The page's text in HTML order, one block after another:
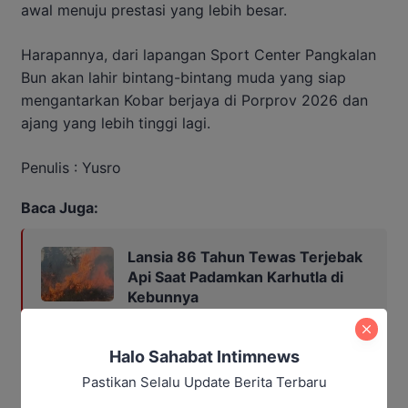
awal menuju prestasi yang lebih besar.
Harapannya, dari lapangan Sport Center Pangkalan
Bun akan lahir bintang-bintang muda yang siap
mengantarkan Kobar berjaya di Porprov 2026 dan
ajang yang lebih tinggi lagi.
Penulis : Yusro
Baca Juga:
Lansia 86 Tahun Tewas Terjebak
Api Saat Padamkan Karhutla di
Kebunnya
Editor : Maulana KawitHalo Sahabat Intimnews
Pastikan Selalu Update Berita Terbaru